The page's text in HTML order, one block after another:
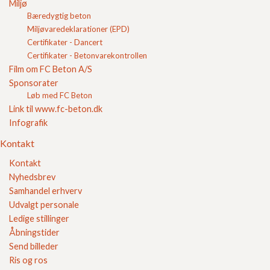
Miljø
Bæredygtig beton
Miljøvaredeklarationer (EPD)
Certifikater - Dancert
Certifikater - Betonvarekontrollen
Film om FC Beton A/S
Sponsorater
Løb med FC Beton
Link til www.fc-beton.dk
Infografik
Kontakt
Kontakt
Nyhedsbrev
Samhandel erhverv
Udvalgt personale
Ledige stillinger
Åbningstider
Send billeder
Ris og ros
Kontakt
Login
Indkøbskurv
FC Kvalitet
Se vores kvalitetssikring her
Sikker E-handel